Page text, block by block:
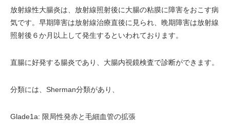
放射線性大腸炎は、放射線照射後に大腸の粘膜に障害をおこす病
気です。早期障害は放射線治療直後に見られ、晩期障害は放射線
照射後６か月以上して発生するといわれております。
直腸に好発する腸炎であり、大腸内視鏡検査で診断ができます。
分類には、Sherman分類があり、
Glade1a: 限局性発赤と毛細血管の拡張